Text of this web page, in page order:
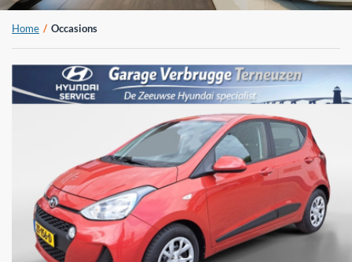
Home Occasions